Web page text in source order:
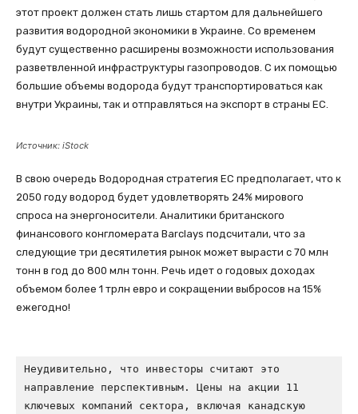
этот проект должен стать лишь стартом для дальнейшего
развития водородной экономики в Украине. Со временем
будут существенно расширены возможности использования
разветвленной инфраструктуры газопроводов. С их помощью
большие объемы водорода будут транспортироваться как
внутри Украины, так и отправляться на экспорт в страны ЕС.
Источник: iStock
В свою очередь Водородная стратегия ЕС предполагает, что к
2050 году водород будет удовлетворять 24% мирового
спроса на энергоносители. Аналитики британского
финансового конгломерата Barclays подсчитали, что за
следующие три десятилетия рынок может вырасти с 70 млн
тонн в год до 800 млн тонн. Речь идет о годовых доходах
объемом более 1 трлн евро и сокращении выбросов на 15%
ежегодно!
Неудивительно, что инвесторы считают это
направление перспективным. Цены на акции 11
ключевых компаний сектора, включая канадскую